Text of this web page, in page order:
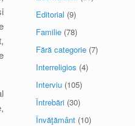
Editorial (9)
Familie (78)
Fără categorie (7)
Interreligios (4)
Interviu (105)
Întrebări (30)
Învăţământ (10)